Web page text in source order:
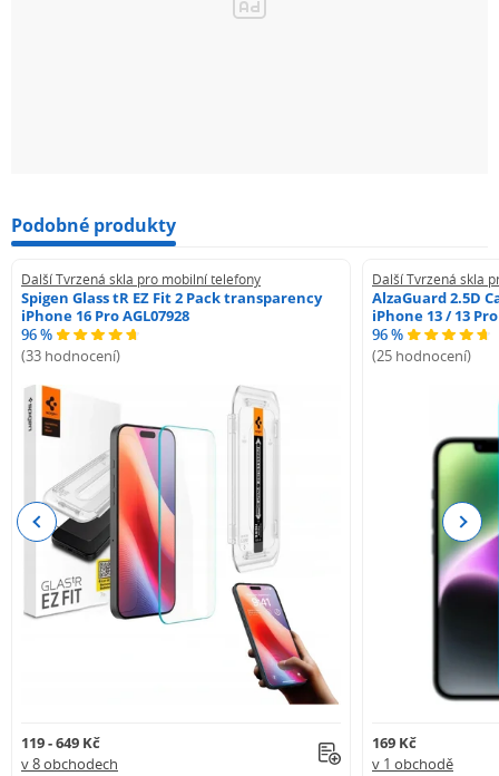
Podobné produkty
Další Tvrzená skla pro mobilní telefony
Spigen Glass tR EZ Fit 2 Pack transparency
iPhone 16 Pro AGL07928
96 %
(33 hodnocení)
119 - 649 Kč
v 8 obchodech
Další Tvrzená skla
AlzaGuard 2.5D
iPhone 13 / 13 Pro
96 %
(25 hodnocení)
169 Kč
v 1 obchodě
Previous Next